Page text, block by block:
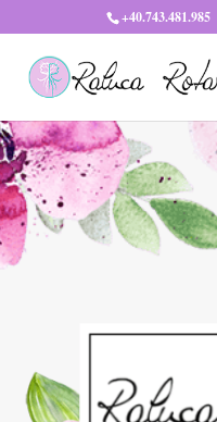
+40.743.481.985